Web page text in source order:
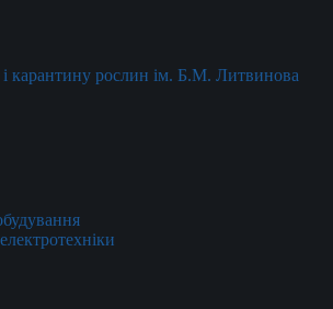
і карантину рослин ім. Б.М. Литвинова